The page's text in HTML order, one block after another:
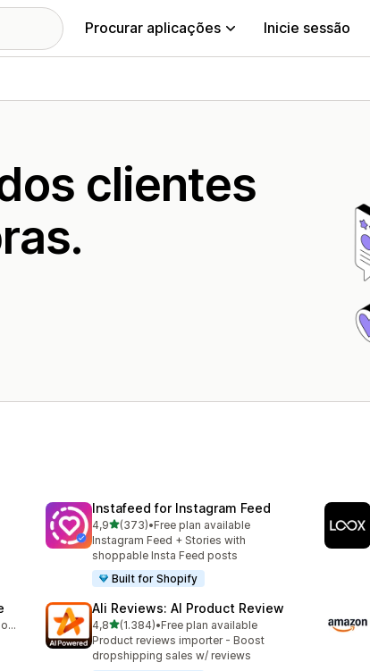
Procurar aplicações Inicie sessão
clientes
Instafeed for Instagram Feed
4,9de 5 estrelas
(373)
373 total de avaliações
•Free plan available
Instagram Feed + Stories with
shoppable Insta Feed posts
Built for Shopify
Avaliação gratuita disponível
Ali Reviews: AI Product Review
4,8de 5 estrelas
(1.384)
1384 total de avaliações
•Free plan available
Product reviews importer - Boost
dropshipping sales w/ reviews